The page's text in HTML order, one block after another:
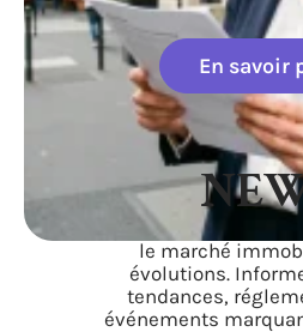
En savoir
Retrouvez les
le marché
évolutions.
tendances,
événements